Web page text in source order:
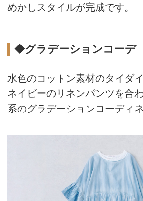
めかしスタイルが完成です。
◆グラデーションコーデ
水色のコットン素材のタイダ
ネイビーのリネンパンツを合
系のグラデーションコーディネ